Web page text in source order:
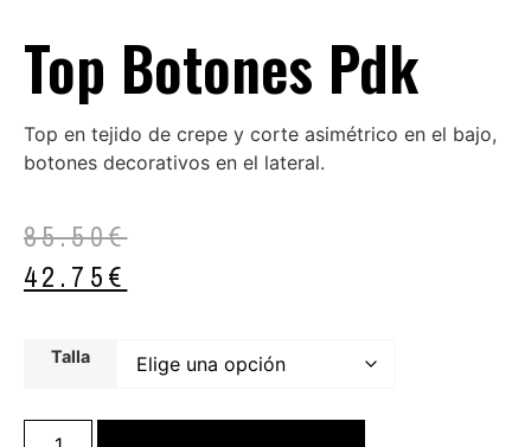
Top Botones Pdk
Top en tejido de crepe y corte asimétrico en el bajo,
botones decorativos en el lateral.
85.50€
42.75€
Talla